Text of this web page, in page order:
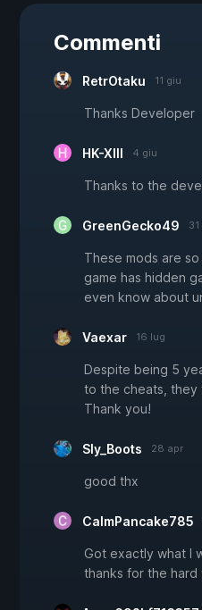
Commenti
RetrOtaku 11 giu
Thanks Developer
HK-XIII 4 giu
Thanks to the
GreenGecko49
These mods are
game has hidden
even know about
Vaexar 16 lug
Despite being 5
to the cheats, they
Thank you!
Sly_Boots 28 apr
good thx
CalmPancake785
Got exactly what I
thanks for the hard